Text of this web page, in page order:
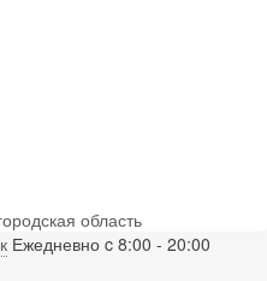
область
Ежедневно c 8:00 - 20:00